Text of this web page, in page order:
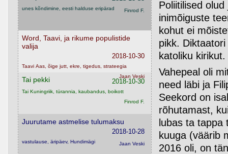
unes kõndimine, eesti halduse eripärad Finrod F.
Word, Taavi, ja rikume populistide
valija
2018-10-30
Taavi Aas, õige jutt, ekre, tigedus, strateegia
Jaan Veski
Tai pekki 2018-10-30
Tai Kuningriik, türannia, kaubandus, boikott
Finrod F.
Juurutame astmelise tulumaksu
2018-10-28
vastulause, äripäev, Hundimägi Jaan Veski
Poliitilised
inimõiguste
kohut ei
pikk.
katoliku kirikut.
Vahepeal oli
need läbi ja
Seekord on
rõhutamast,
lubas ta tappa
kuuga (väärib
2016 oli, on